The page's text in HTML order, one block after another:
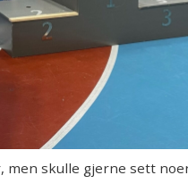
men skulle gjerne sett